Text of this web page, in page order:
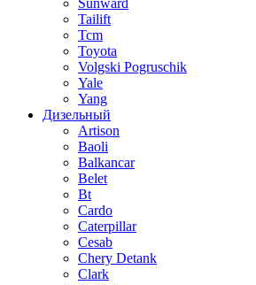
Tailift
Tcm
Toyota
Volgski Pogruschik
Yale
Yang
Дизельный
Artison
Baoli
Balkancar
Belet
Bt
Cardo
Caterpillar
Cesab
Chery Detank
Clark